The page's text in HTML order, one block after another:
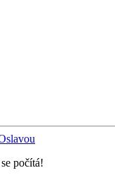
počítá!